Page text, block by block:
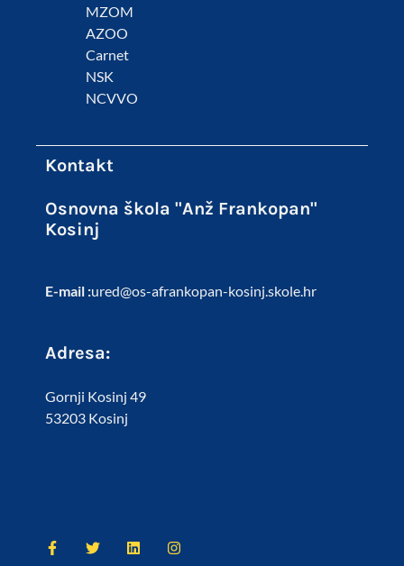
MZOM
AZOO
Carnet
NSK
NCVVO
Kontakt
Osnovna škola "Anž Frankopan"
Kosinj
E-mail :ured@os-afrankopan-kosinj.skole.hr
Adresa:
Gornji Kosinj 49
53203 Kosinj